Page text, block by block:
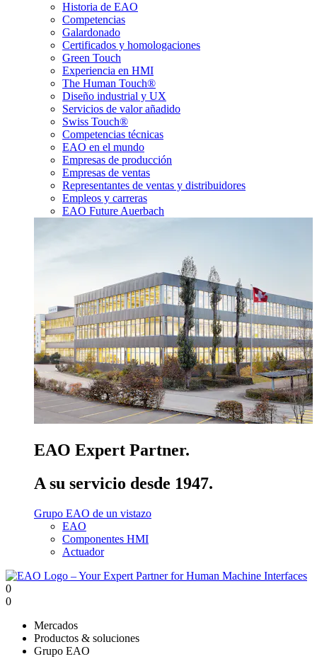
Historia de EAO
Competencias
Galardonado
Certificados y homologaciones
Green Touch
Experiencia en HMI
The Human Touch®
Diseño industrial y UX
Servicios de valor añadido
Swiss Touch®
Competencias técnicas
EAO en el mundo
Empresas de producción
Empresas de ventas
Representantes de ventas y distribuidores
Empleos y carreras
EAO Future Auerbach
EAO Expert Partner.
A su servicio desde 1947.
Grupo EAO de un vistazo
EAO
Componentes HMI
Actuador
0
0
Mercados
Productos & soluciones
Grupo EAO